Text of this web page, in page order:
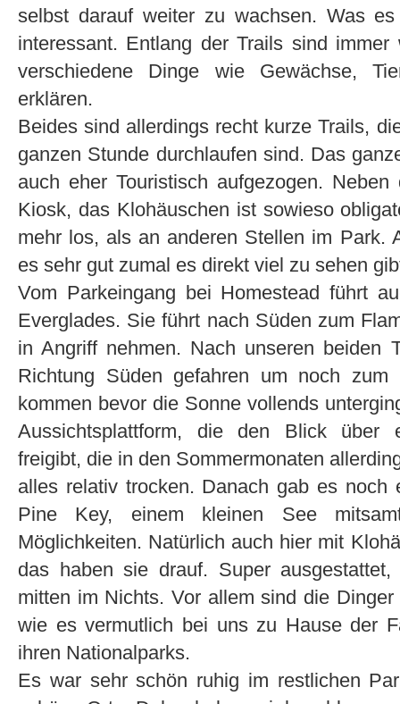
selbst darauf weiter zu wachsen. Was
interessant. Entlang der Trails sind
verschiedene Dinge wie Gewächse,
erklären.
Beides sind allerdings recht kurze Trails,
ganzen Stunde durchlaufen sind. Das
auch eher Touristisch aufgezogen.
Kiosk, das Klohäuschen ist sowieso
mehr los, als an anderen Stellen im Park.
es sehr gut zumal es direkt viel zu sehen
Vom Parkeingang bei Homestead führt
Everglades. Sie führt nach Süden zum
in Angriff nehmen. Nach unseren beiden
Richtung Süden gefahren um noch zum
kommen bevor die Sonne vollends
Aussichtsplattform, die den Blick über
freigibt, die in den Sommermonaten
alles relativ trocken. Danach gab es noch
Pine Key, einem kleinen See
Möglichkeiten. Natürlich auch hier mit
das haben sie drauf. Super
mitten im Nichts. Vor allem sind die
wie es vermutlich bei uns zu Hause der
ihren Nationalparks.
Es war sehr schön ruhig im restlichen